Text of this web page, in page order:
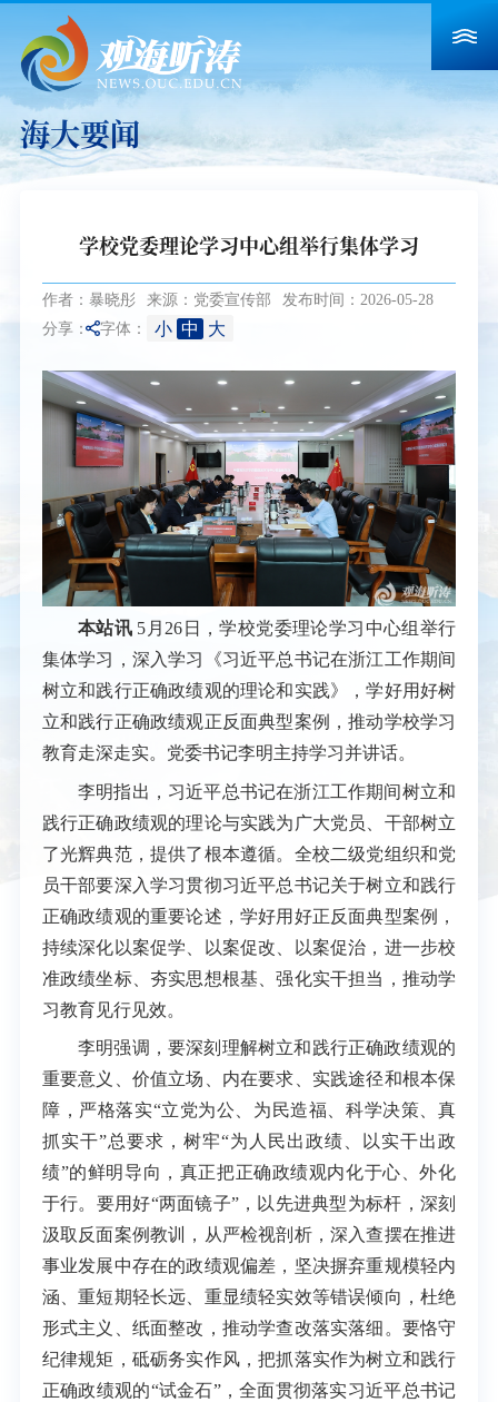
海大要闻
学校党委理论学习中心组举行集体学习
作者：暴晓彤 来源：党委宣传部 发布时间：2026-05-28
分享： 字体： 小 中 大
本站讯 5月26日，学校党委理论学习中心组举行
集体学习，深入学习《习近平总书记在浙江工作期间
树立和践行正确政绩观的理论和实践》，学好用好树
立和践行正确政绩观正反面典型案例，推动学校学习
教育走深走实。党委书记李明主持学习并讲话。
李明指出，习近平总书记在浙江工作期间树立和
践行正确政绩观的理论与实践为广大党员、干部树立
了光辉典范，提供了根本遵循。全校二级党组织和党
员干部要深入学习贯彻习近平总书记关于树立和践行
正确政绩观的重要论述，学好用好正反面典型案例，
持续深化以案促学、以案促改、以案促治，进一步校
准政绩坐标、夯实思想根基、强化实干担当，推动学
习教育见行见效。
李明强调，要深刻理解树立和践行正确政绩观的
重要意义、价值立场、内在要求、实践途径和根本保
障，严格落实“立党为公、为民造福、科学决策、真
抓实干”总要求，树牢“为人民出政绩、以实干出政
绩”的鲜明导向，真正把正确政绩观内化于心、外化
于行。要用好“两面镜子”，以先进典型为标杆，深刻
汲取反面案例教训，从严检视剖析，深入查摆在推进
事业发展中存在的政绩观偏差，坚决摒弃重规模轻内
涵、重短期轻长远、重显绩轻实效等错误倾向，杜绝
形式主义、纸面整改，推动学查改落实落细。要恪守
纪律规矩，砥砺务实作风，把抓落实作为树立和践行
正确政绩观的“试金石”，全面贯彻落实习近平总书记